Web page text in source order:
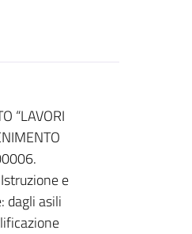
“LAVORI
e
dagli asili